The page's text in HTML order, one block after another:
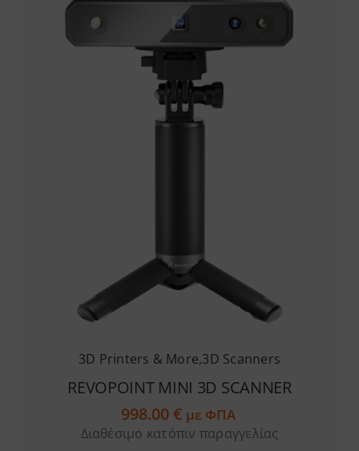
3D Printers & More,3D Scanners
REVOPOINT MINI 3D SCANNER
998.00€ με ΦΠΑ
Διαθέσιμο κατόπιν παραγγελίας